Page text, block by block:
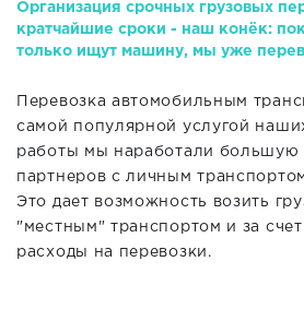
Организация срочных грузовых
кратчайшие сроки - наш конёк:
только ищут машину, мы уже
Перевозка автомобильным
самой популярной услугой
работы мы наработали большую
партнеров с личным
Это дает возможность возить
"местным" транспортом и за
расходы на перевозки.